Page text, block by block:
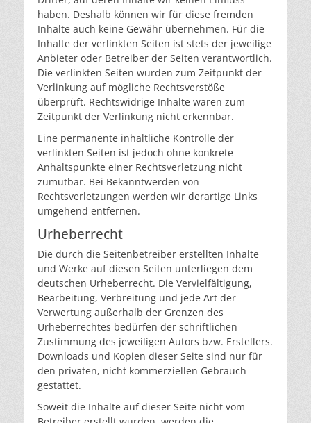
haben. Deshalb können wir für diese fremden
Inhalte auch keine Gewähr übernehmen. Für die
Inhalte der verlinkten Seiten ist stets der jeweilige
Anbieter oder Betreiber der Seiten verantwortlich.
Die verlinkten Seiten wurden zum Zeitpunkt der
Verlinkung auf mögliche Rechtsverstöße
überprüft. Rechtswidrige Inhalte waren zum
Zeitpunkt der Verlinkung nicht erkennbar.
Eine permanente inhaltliche Kontrolle der
verlinkten Seiten ist jedoch ohne konkrete
Anhaltspunkte einer Rechtsverletzung nicht
zumutbar. Bei Bekanntwerden von
Rechtsverletzungen werden wir derartige Links
umgehend entfernen.
Urheberrecht
Die durch die Seitenbetreiber erstellten Inhalte
und Werke auf diesen Seiten unterliegen dem
deutschen Urheberrecht. Die Vervielfältigung,
Bearbeitung, Verbreitung und jede Art der
Verwertung außerhalb der Grenzen des
Urheberrechtes bedürfen der schriftlichen
Zustimmung des jeweiligen Autors bzw. Erstellers.
Downloads und Kopien dieser Seite sind nur für
den privaten, nicht kommerziellen Gebrauch
gestattet.
Soweit die Inhalte auf dieser Seite nicht vom